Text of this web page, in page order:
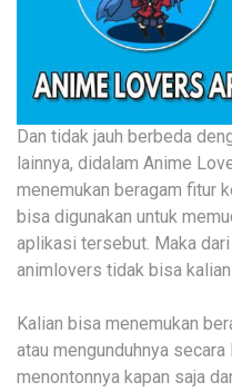
Dan tidak jauh berbeda
lainnya, didalam Anime
menemukan beragam fitur
bisa digunakan untuk
aplikasi tersebut. Maka
animlovers tidak bisa
Kalian bisa menemukan
atau mengunduhnya
menontonnya kapan saja